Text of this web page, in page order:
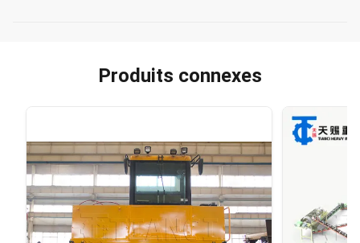
Produits connexes